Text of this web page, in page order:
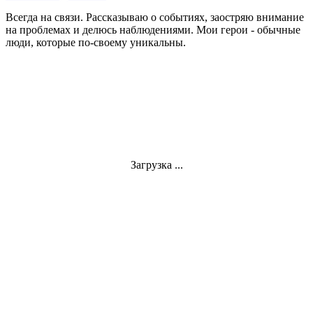
Всегда на связи. Рассказываю о событиях, заостряю внимание
на проблемах и делюсь наблюдениями. Мои герои - обычные
люди, которые по-своему уникальны.
Загрузка ...